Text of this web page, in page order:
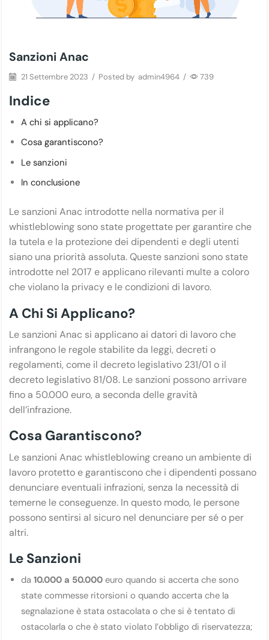
Sanzioni Anac
21 Settembre 2023 / Posted by admin4964 / 739
Indice
A chi si applicano?
Cosa garantiscono?
Le sanzioni
In conclusione
Le sanzioni Anac introdotte nella normativa per il
whistleblowing sono state progettate per garantire che
la tutela e la protezione dei dipendenti e degli utenti
siano una priorità assoluta. Queste sanzioni sono state
introdotte nel 2017 e applicano rilevanti multe a coloro
che violano la privacy e le condizioni di lavoro.
A Chi Si Applicano?
Le sanzioni Anac si applicano ai datori di lavoro che
infrangono le regole stabilite da leggi, decreti o
regolamenti, come il decreto legislativo 231/01 o il
decreto legislativo 81/08. Le sanzioni possono arrivare
fino a 50.000 euro, a seconda delle gravità
dell’infrazione.
Cosa Garantiscono?
Le sanzioni Anac whistleblowing creano un ambiente di
lavoro protetto e garantiscono che i dipendenti possano
denunciare eventuali infrazioni, senza la necessità di
temerne le conseguenze. In questo modo, le persone
possono sentirsi al sicuro nel denunciare per sé o per
altri.
Le Sanzioni
da 10.000 a 50.000 euro quando si accerta che sono
state commesse ritorsioni o quando accerta che la
segnalazione è stata ostacolata o che si è tentato di
ostacolarla o che è stato violato l’obbligo di riservatezza;